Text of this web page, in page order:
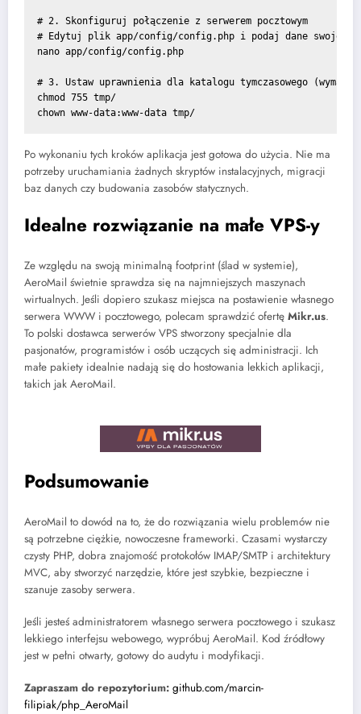
# 2. Skonfiguruj połączenie z serwerem pocztowym
# Edytuj plik app/config/config.php i podaj dane swojego
nano app/config/config.php
# 3. Ustaw uprawnienia dla katalogu tymczasowego
chmod 755 tmp/
chown www-data:www-data tmp/
Po wykonaniu tych kroków aplikacja jest gotowa do użycia. Nie ma
potrzeby uruchamiania żadnych skryptów instalacyjnych, migracji
baz danych czy budowania zasobów statycznych.
Idealne rozwiązanie na małe VPS-y
Ze względu na swoją minimalną footprint (ślad w systemie),
AeroMail świetnie sprawdza się na najmniejszych maszynach
wirtualnych. Jeśli dopiero szukasz miejsca na postawienie własnego
serwera WWW i pocztowego, polecam sprawdzić ofertę Mikr.us.
To polski dostawca serwerów VPS stworzony specjalnie dla
pasjonatów, programistów i osób uczących się administracji. Ich
małe pakiety idealnie nadają się do hostowania lekkich aplikacji,
takich jak AeroMail.
Podsumowanie
AeroMail to dowód na to, że do rozwiązania wielu problemów nie
są potrzebne ciężkie, nowoczesne frameworki. Czasami wystarczy
czysty PHP, dobra znajomość protokołów IMAP/SMTP i architektury
MVC, aby stworzyć narzędzie, które jest szybkie, bezpieczne i
szanuje zasoby serwera.
Jeśli jesteś administratorem własnego serwera pocztowego i szukasz
lekkiego interfejsu webowego, wypróbuj AeroMail. Kod źródłowy
jest w pełni otwarty, gotowy do audytu i modyfikacji.
Zapraszam do repozytorium: github.com/marcin-
filipiak/php_AeroMail